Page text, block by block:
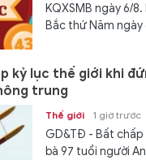
KQXSMB ngày 6/
Bắc thứ Năm
kỷ lục thế giới khi
trung
Thế giới 1 giờ trước
GD&TĐ - Bất
bà 97 tuổi người